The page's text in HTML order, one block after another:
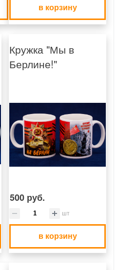
в корзину
Кружка "Мы в
Берлине!"
500 руб.
шт
в корзину